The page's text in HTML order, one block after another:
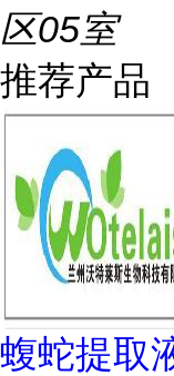
区05室
推荐产品
蝮蛇提取